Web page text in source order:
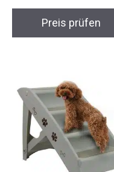
Preis prüfen